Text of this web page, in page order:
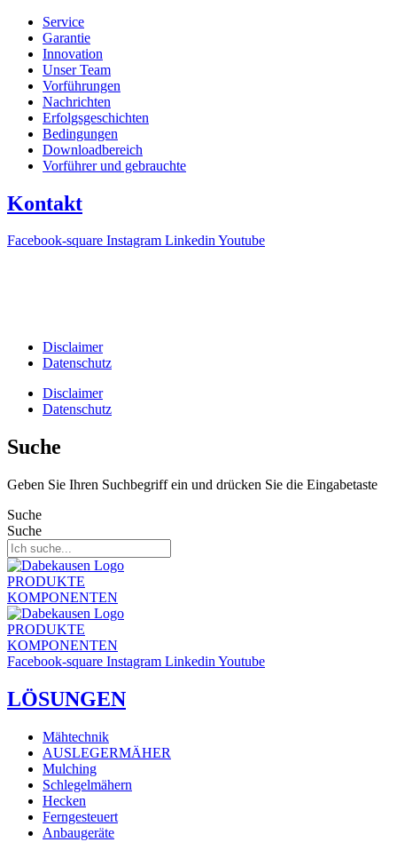
Service
Garantie
Innovation
Unser Team
Vorführungen
Nachrichten
Erfolgsgeschichten
Bedingungen
Downloadbereich
Vorführer und gebrauchte
Kontakt
Facebook-square Instagram LinkedinYoutube
Disclaimer
Datenschutz
Disclaimer
Datenschutz
Suche
Geben Sie Ihren Suchbegriff ein und drücken Sie die Eingabetaste
Suche
Suche
PRODUKTE
KOMPONENTEN
PRODUKTE
KOMPONENTEN
Facebook-square Instagram Linkedin Youtube
LÖSUNGEN
Mähtechnik
AUSLEGERMÄHER
Mulching
Schlegelmähern
Hecken
Ferngesteuert
Anbaugeräte